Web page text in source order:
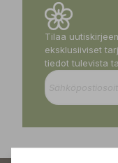
Tilaa
eksklusiiviset
tiedot tulevista